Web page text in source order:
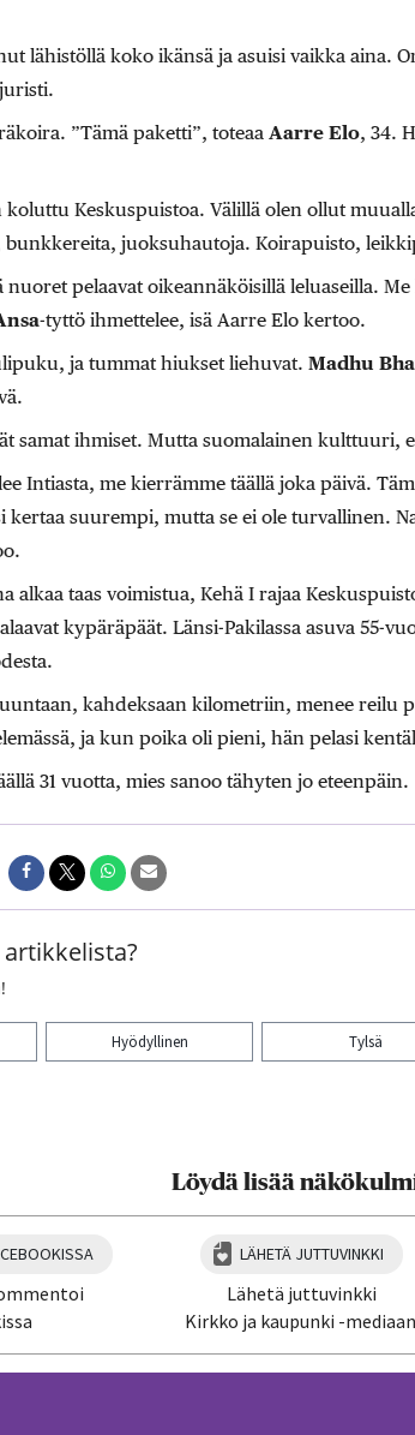
lähistöllä koko ikänsä ja asuisi vaikka aina.
”Tämä paketti”, toteaa Aarre Elo, 34.
koluttu Keskuspuistoa. Välillä olen ollut
bunkkereita, juoksuhautoja. Koirapuisto,
nuoret pelaavat oikeannäköisillä leluaseilla.
-tyttö ihmettelee, isä Aarre Elo kertoo.
ja tummat hiukset liehuvat. Madhu
samat ihmiset. Mutta suomalainen kulttuuri,
Intiasta, me kierrämme täällä joka päivä.
kertaa suurempi, mutta se ei ole turvallinen.
alkaa taas voimistua, Kehä I rajaa
kypäräpäät. Länsi-Pakilassa asuva 55-
kahdeksaan kilometriin, menee reilu
ja kun poika oli pieni, hän pelasi
31 vuotta, mies sanoo tähyten jo eteenpäin.
Hyödyllinen Tylsä
Löydä lisää
LÄHETÄ JUTTUVINKKI
Lähetä juttuvinkki
Kirkko ja kaupunki -